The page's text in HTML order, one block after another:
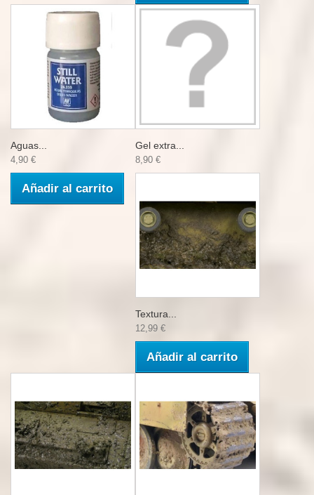
Aguas...
4,90 €
Añadir al carrito
Gel extra...
8,90 €
Textura...
12,99 €
Añadir al carrito